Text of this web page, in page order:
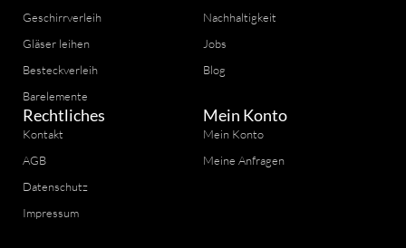
Geschirrverleih
Gläser leihen
Besteckverleih
Barelemente
Nachhaltigkeit
Jobs
Blog
Rechtliches
Kontakt
AGB
Datenschutz
Impressum
Mein Konto
Mein Konto
Meine Anfragen